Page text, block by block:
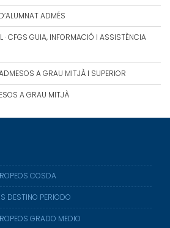
ADMÉS
· CFGS GUIA, INFORMACIÓ I ASSISTÈNCIA
A GRAU MITJÀ I SUPERIOR
A GRAU MITJÀ
COSDA
DESTINO PERIODO
GRADO MEDIO